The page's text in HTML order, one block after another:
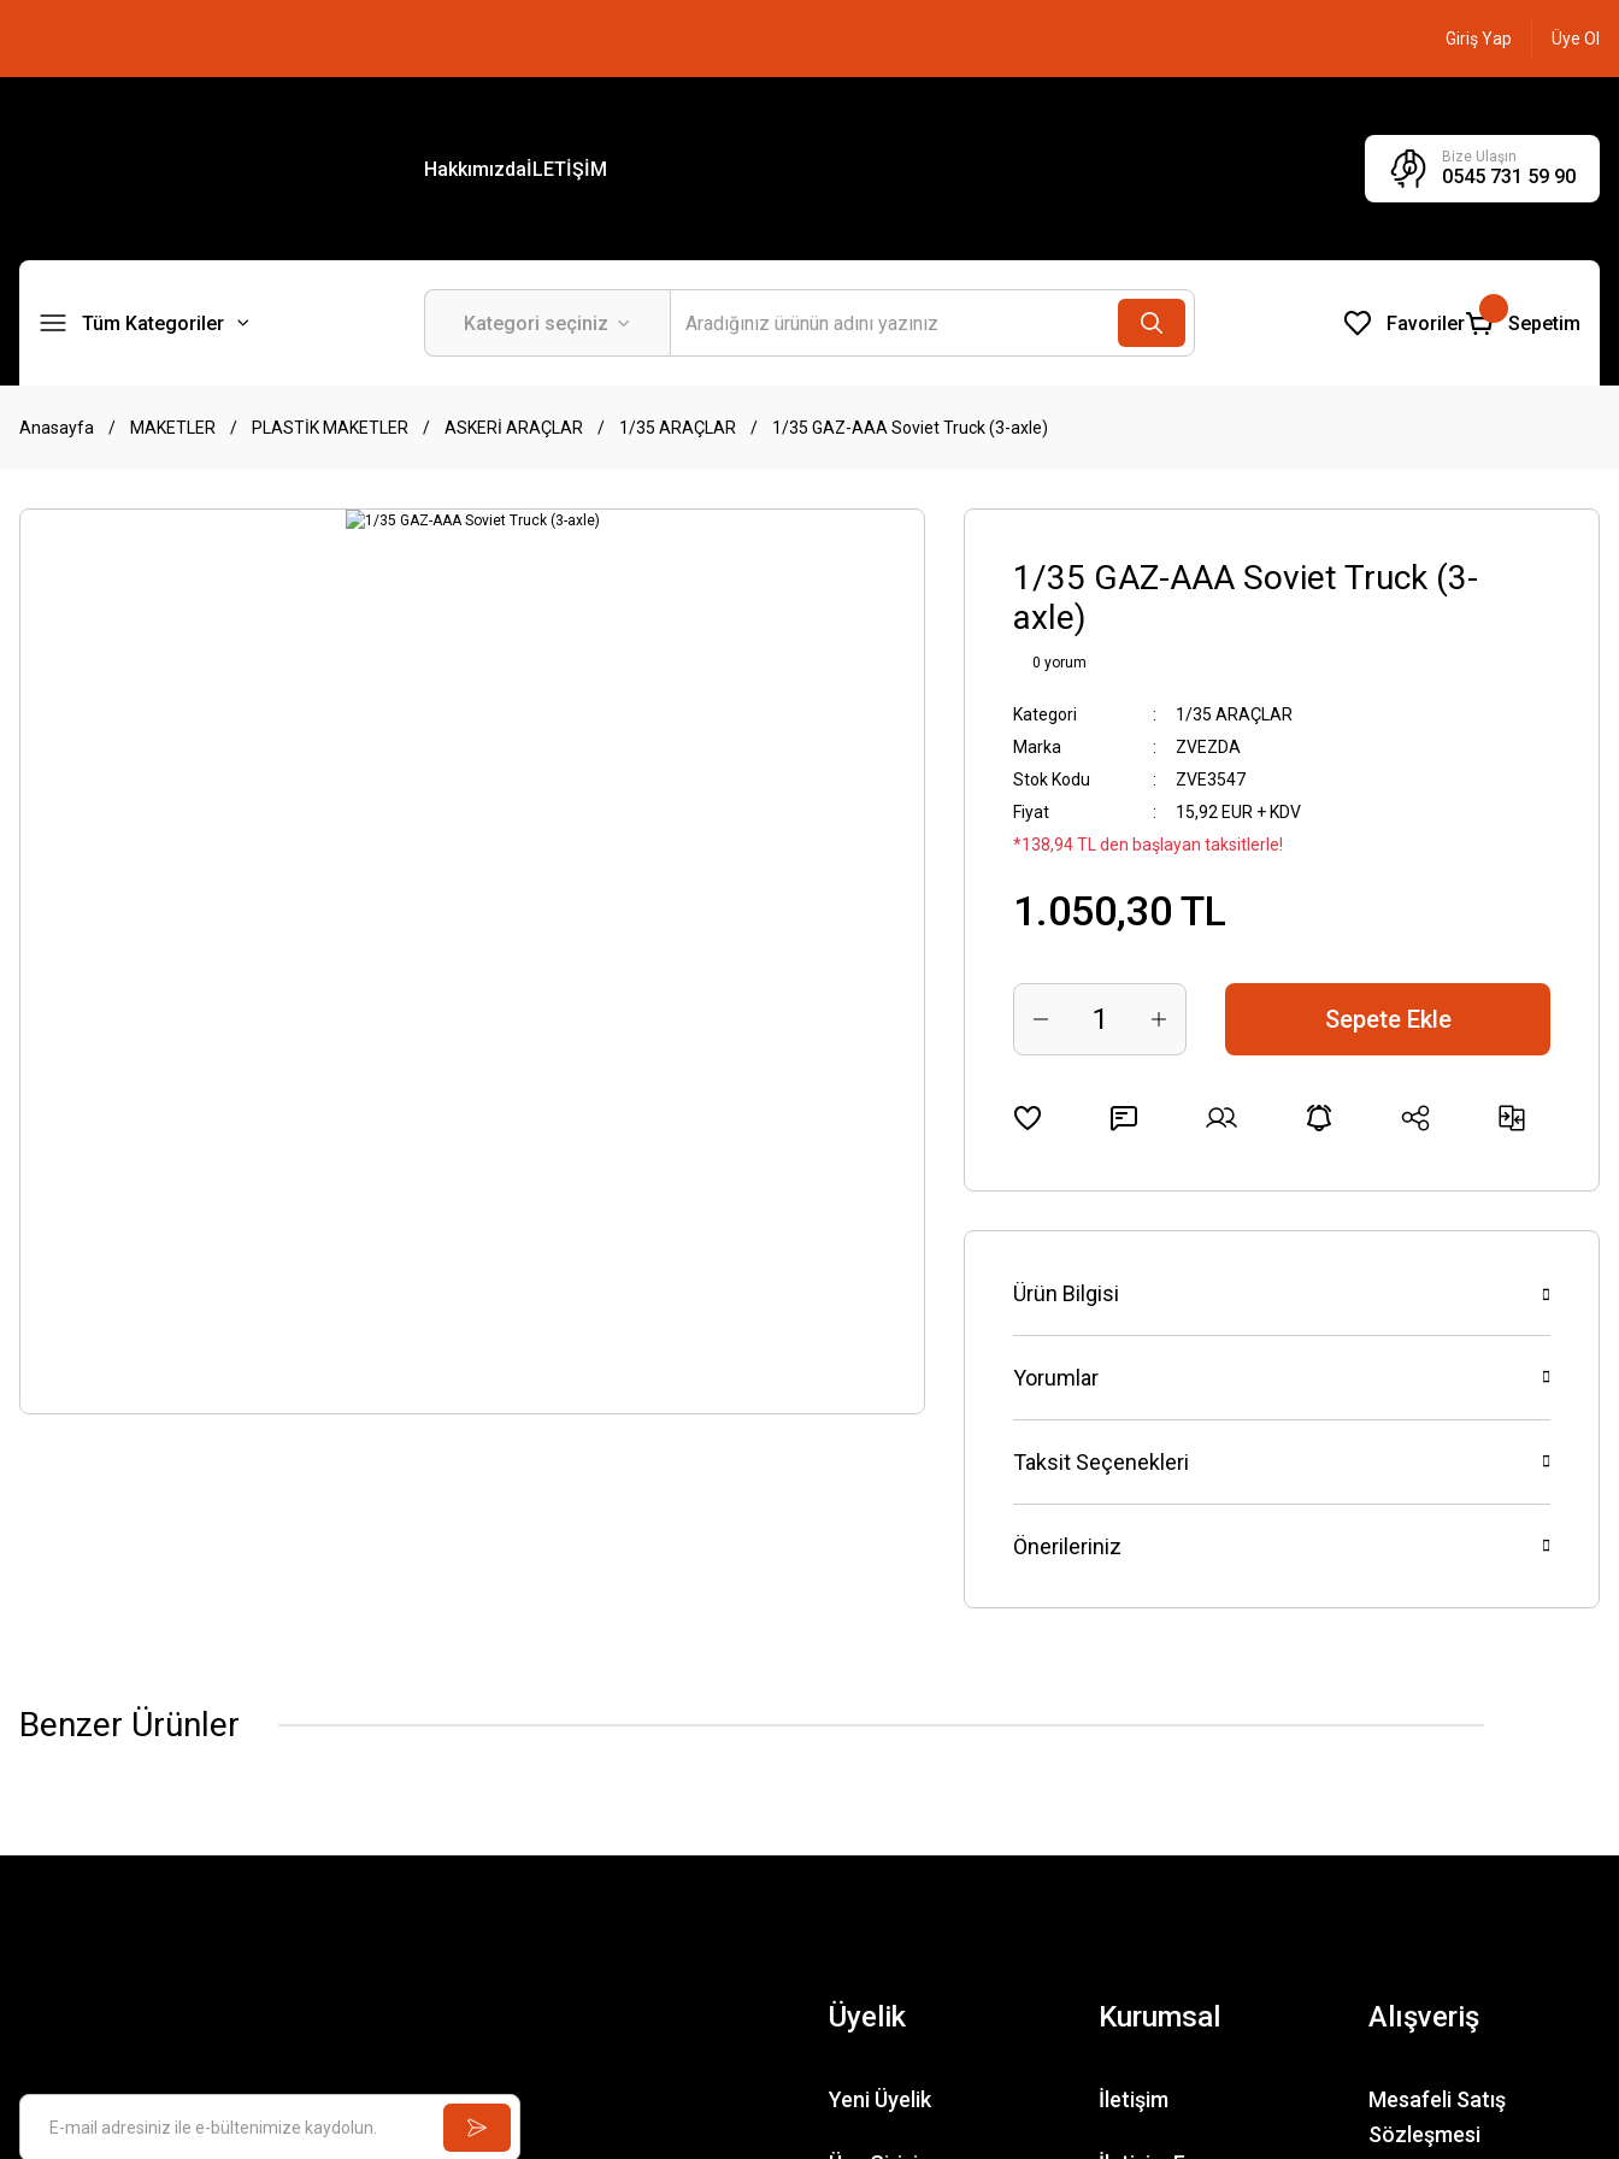
Giriş Yap Üye Ol
HakkımızdaİLETİŞİM
Bize Ulaşın
0545 731 59 90
Tüm Kategoriler Favoriler Sepetim
Anasayfa MAKETLER PLASTİK MAKETLER ASKERİ ARAÇLAR 1/35 ARAÇLAR 1/35 GAZ-AAA Soviet Truck (3-axle)
1/35 GAZ-AAA Soviet Truck (3-
axle)
0 yorum
Kategori
1/35 ARAÇLAR
Marka
ZVEZDA
Stok Kodu
ZVE3547
Fiyat
15,92 EUR + KDV
*138,94 TL den başlayan taksitlerle!
1.050,30 TL
Sepete Ekle
Ürün Bilgisi
Yorumlar
Taksit Seçenekleri
Önerileriniz
Benzer Ürünler
Üyelik
Yeni Üyelik
Kurumsal
İletişim
Alışveriş
Mesafeli Satış
Sözleşmesi